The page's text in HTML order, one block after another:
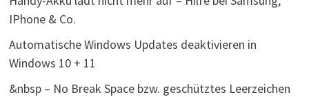
IPhone & Co.
Automatische Windows Updates deaktivieren in
Windows 10 + 11
&nbsp – No Break Space bzw. geschütztes Leerzeichen